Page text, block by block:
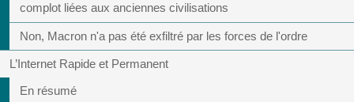
complot liées aux anciennes civilisations
Non, Macron n'a pas été exfiltré par les forces de l'ordre
L’Internet Rapide et Permanent
En résumé